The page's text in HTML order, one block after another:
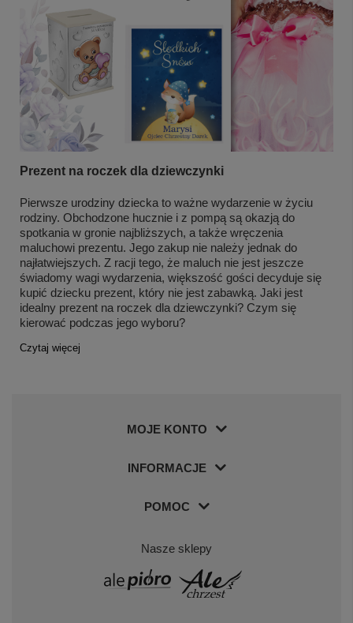
Prezent na roczek dla dziewczynki
Pierwsze urodziny dziecka to ważne wydarzenie w życiu
rodziny. Obchodzone hucznie i z pompą są okazją do
spotkania w gronie najbliższych, a także wręczenia
maluchowi prezentu. Jego zakup nie należy jednak do
najłatwiejszych. Z racji tego, że maluch nie jest jeszcze
świadomy wagi wydarzenia, większość gości decyduje się
kupić dziecku prezent, który nie jest zabawką. Jaki jest
idealny prezent na roczek dla dziewczynki? Czym się
kierować podczas jego wyboru?
Czytaj więcej
MOJE KONTO
INFORMACJE
POMOC
Nasze sklepy